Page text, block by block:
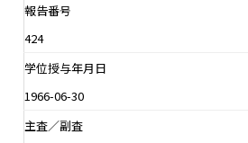
報告番号
424
学位授与年月日
1966-06-30
主査／副査